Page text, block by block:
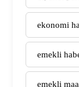
ekonomi
emekli
emekli